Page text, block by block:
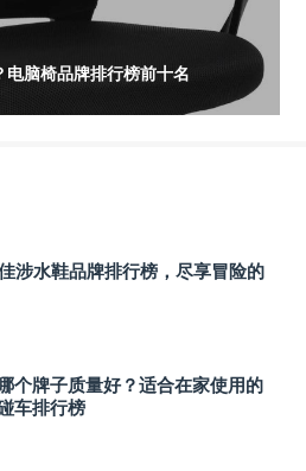
脑椅品牌排行榜前十名
涉水鞋品牌排行榜，尽享冒险的
个牌子质量好？适合在家使用的
车排行榜